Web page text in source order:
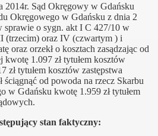
2014r. Sąd Okręgowy w Gdańsku
Okręgowego w Gdańsku z dnia 2
sprawie o sygn. akt I C 427/10 w
(trzecim) oraz IV (czwartym ) i
oraz orzekł o kosztach zasądzając od
kwotę 1.097 zł tytułem kosztów
zł tytułem kosztów zastępstwa
ściągnąć od powoda na rzecz Skarbu
w Gdańsku kwotę 1.959 zł tytułem
stan faktyczny:
Podopiecznych Fundacji